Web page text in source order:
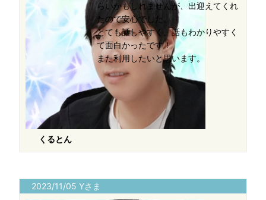
くるとん
らいかもしれませんが、出迎えてくれ
たので安心でした。
とても話しやすく、話もわかりやすく
て面白かったです！
また利用したいと思います。
2023/11/05 Yさま